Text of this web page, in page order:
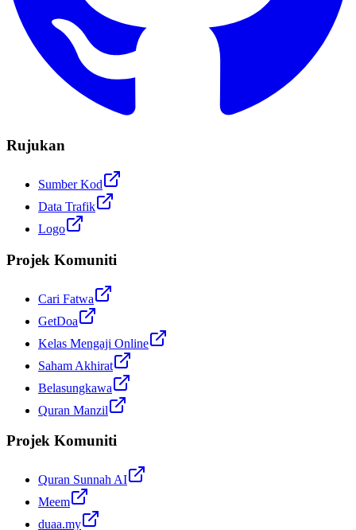
Rujukan
Sumber Kod
Data Trafik
Logo
Projek Komuniti
Cari Fatwa
GetDoa
Kelas Mengaji Online
Saham Akhirat
Belasungkawa
Quran Manzil
Projek Komuniti
Quran Sunnah AI
Meem
duaa.my